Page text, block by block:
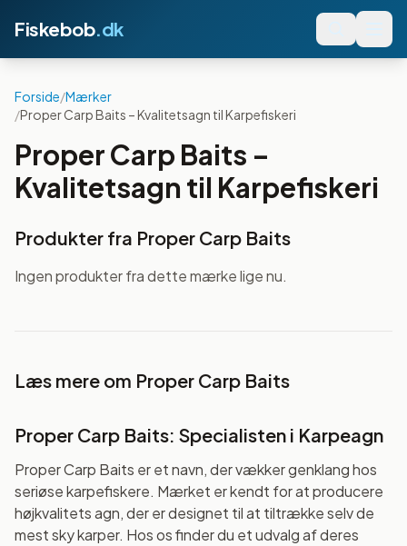
Fiskebob.dk
Forside/Mærker
/Proper Carp Baits – Kvalitetsagn til Karpefiskeri
Proper Carp Baits –
Kvalitetsagn til Karpefiskeri
Produkter fra Proper Carp Baits
Ingen produkter fra dette mærke lige nu.
Læs mere om Proper Carp Baits
Proper Carp Baits: Specialisten i Karpeagn
Proper Carp Baits er et navn, der vækker genklang hos
seriøse karpefiskere. Mærket er kendt for at producere
højkvalitets agn, der er designet til at tiltrække selv de
mest sky karper. Hos os finder du et udvalg af deres